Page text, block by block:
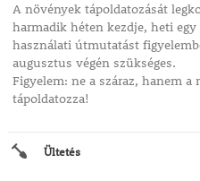
A növények tápoldatozását
harmadik héten kezdje, heti
használati útmutatást
augusztus végén szükséges.
Figyelem: ne a száraz, hanem
tápoldatozza!
Ültetés